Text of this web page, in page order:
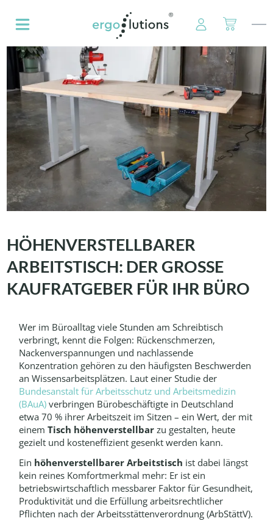
HÖHENVERSTELLBARER
ARBEITSTISCH: DER GROSSE K
AUFRATGEBER FÜR IHR BÜRO
Wer im Büroalltag viele Stunden am Schreibtisch
verbringt, kennt die Folgen: Rückenschmerzen,
Nackenverspannungen und nachlassende
Konzentration gehören zu den häufigsten Beschwerden
an Wissensarbeitsplätzen. Laut einer Studie der
Bundesanstalt für Arbeitsschutz und Arbeitsmedizin
(BAuA) verbringen Bürobeschäftigte in Deutschland
etwa 70 % ihrer Arbeitszeit im Sitzen – ein Wert, der mit
einemTisch höhenverstellbar zu gestalten, heute
gezielt und kosteneffizient gesenkt werden kann.
Ein höhenverstellbarer Arbeitstisch ist dabei längst
kein reines Komfortmerkmal mehr: Er ist ein
betriebswirtschaftlich messbarer Faktor für Gesundheit,
Produktivität und die Erfüllung arbeitsrechtlicher
Pflichten nach der Arbeitsstättenverordnung (ArbStättV).